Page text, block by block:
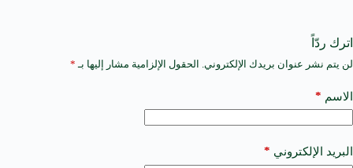
اترك ردّاً
لن يتم نشر عنوان بريدك الإلكتروني. الحقول الإلزامية مشار إليها بـ *
الاسم *
البريد الإلكتروني *
A
t
e
a
t